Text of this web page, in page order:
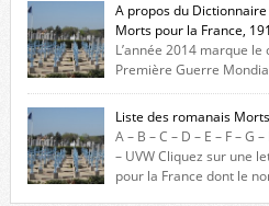
A propos du
Morts pour la France,
L’année 2014 marque
Première Guerre
biographique veut rendre hommage
France durant ce conflit. La base de
constituée des noms gravés sur les
l’Hôtel de Ville, du lycée du Dauphiné
Liste des romanais
A – B – C – D – E – F – G
– UVW Cliquez sur une
pour la France dont le